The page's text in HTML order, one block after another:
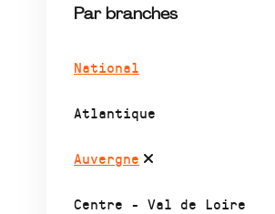
Par branches
National
Atlantique
Auvergne
Centre - Val de Loire